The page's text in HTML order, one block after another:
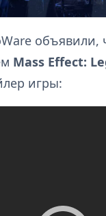
объявили,
Mass Effect:
игры: